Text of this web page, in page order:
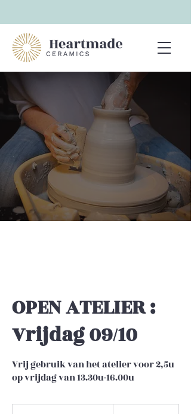
OPEN ATELIER :
Vrijdag 09/10
Vrij gebruik van het atelier voor 2,5u
op vrijdag van 13.30u-16.00u